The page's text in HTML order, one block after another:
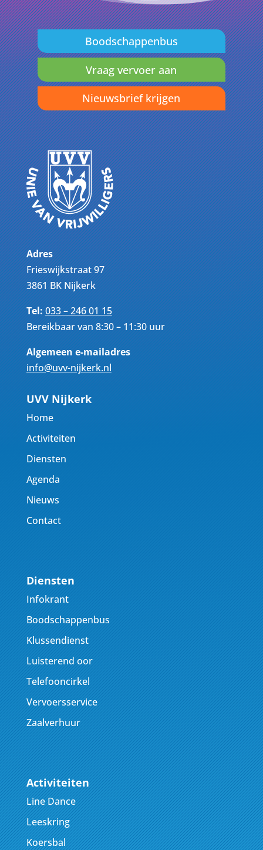
Boodschappenbus
Vraag vervoer aan
Nieuwsbrief krijgen
Adres
Frieswijkstraat 97
3861 BK Nijkerk
Tel:033 – 246 01 15
Bereikbaar van 8:30 – 11:30 uur
Algemeen e-mailadres
info@uvv-nijkerk.nl
UVV Nijkerk
Home
Activiteiten
Diensten
Agenda
Nieuws
Contact
Diensten
Infokrant
Boodschappenbus
Klussendienst
Luisterend oor
Telefooncirkel
Vervoersservice
Zaalverhuur
Activiteiten
Line Dance
Leeskring
Koersbal